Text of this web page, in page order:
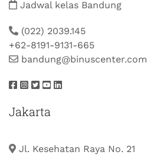
Jadwal kelas Bandung
(022) 2039.145
+62-8191-9131-665
bandung@binuscenter.com
Jakarta
Jl. Kesehatan Raya No. 21